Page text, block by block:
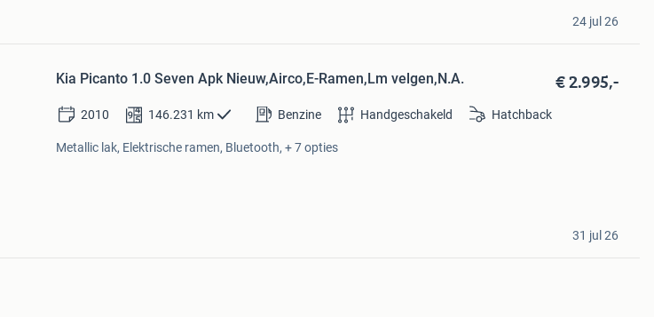
24 jul 26
Kia Picanto 1.0 Seven Apk Nieuw,Airco,E-Ramen,Lm velgen,N.A. € 2.995,-
2010 146.231 km Benzine Handgeschakeld Hatchback
Metallic lak, Elektrische ramen, Bluetooth, + 7 opties
31 jul 26